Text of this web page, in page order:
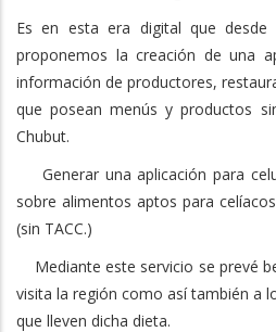
Es en esta era digital que desde
proponemos la creación de una
información de productores,
que posean menús y productos
Chubut.
Generar una aplicación para
sobre alimentos aptos para
(sin TACC.)
Mediante este servicio se prevé
visita la región como así también a
que lleven dicha dieta.